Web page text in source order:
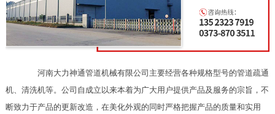
营业执照
河南大力神通管道机械有限公司主要经营各种规格型号的管道疏通
机、清洗机等。公司自成立以来本着为广大用户提供产品及服务的宗旨，不
断致力于产品的更新改造，在美化外观的同时严格把握产品的质量和实用